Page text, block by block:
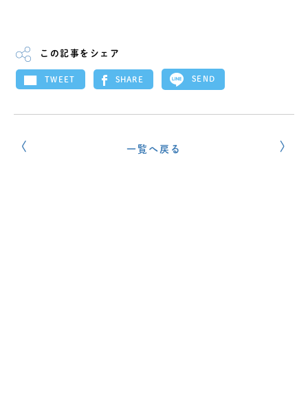
この記事をシェア
TWEET SHARE SEND
一覧へ戻る